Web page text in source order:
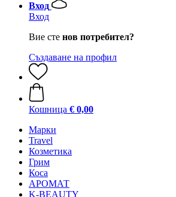
Вход
Вход
Вие сте нов потребител?
Създаване на профил
Кошница € 0,00
Mарки
Travel
Козметика
Грим
Коса
АРОМАТ
K-BEAUTY